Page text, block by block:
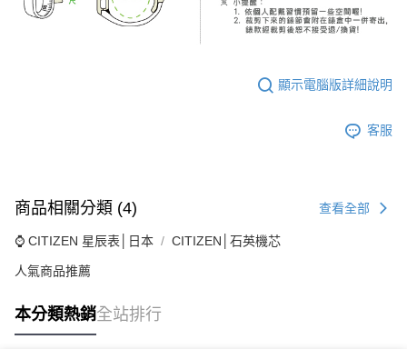
顯示電腦版詳細說明
客服
商品相關分類 (4) 查看全部
⌚ CITIZEN 星辰表│日本 CITIZEN│石英機芯
人氣商品推薦
本分類熱銷全站排行